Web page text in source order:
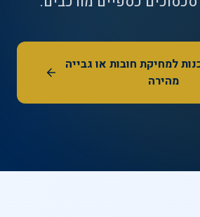
למחיקת חובות או גבייה
מהירה